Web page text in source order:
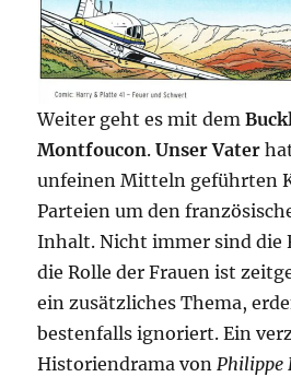
Weiter geht es mit dem
Montfoucon.Unser Vater
unfeinen Mitteln geführten
Parteien um den
Inhalt. Nicht immer sind die
die Rolle der Frauen ist
ein zusätzliches Thema,
bestenfalls ignoriert. Ein
Historiendrama von Philippe